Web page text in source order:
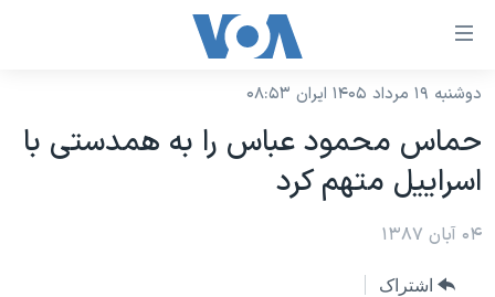
لینکهای
دسترسی
جهش
به
محتوای
اصلی
جهش
نسخه سبک وب‌سایت
موضوع ها
ایران
آمریکا
برنامه های تلویزیونی
جدول برنامه ها
دوشنبه ۱۹ مرداد ۱۴۰۵ ایران ۰۸:۵۳
حماس محمود عباس را به همدستی با
اسراییل متهم کرد
۰۴ آبان ۱۳۸۷
اشتراک